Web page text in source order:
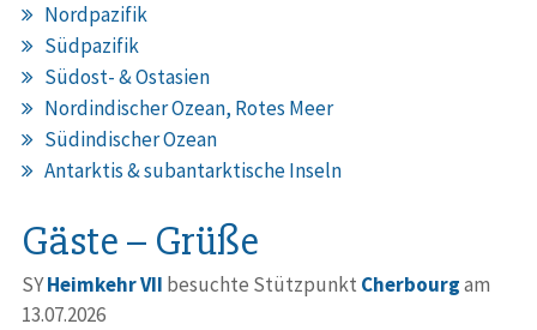
Nordpazifik
Südpazifik
Südost- & Ostasien
Nordindischer Ozean, Rotes Meer
Südindischer Ozean
Antarktis & subantarktische Inseln
Gäste – Grüße
SYHeimkehr VII besuchte Stützpunkt Cherbourgam
13.07.2026